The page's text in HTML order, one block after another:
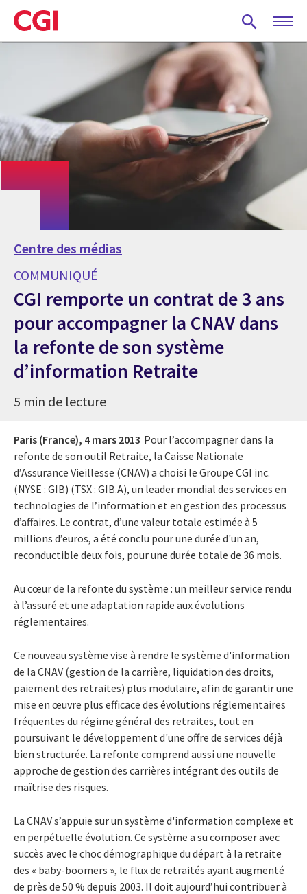
Skip
to
main
Centre des médias
COMMUNIQUÉ
CGI remporte un contrat de 3 ans
pour accompagner la CNAV dans
la refonte de son système
d’information Retraite
5 min de lecture
Paris (France), 4 mars 2013 Pour l’accompagner dans la
refonte de son outil Retraite, la Caisse Nationale
d’Assurance Vieillesse (CNAV) a choisi le Groupe CGI inc.
(NYSE : GIB) (TSX : GIB.A), un leader mondial des services en
technologies de l’information et en gestion des processus
d’affaires. Le contrat, d’une valeur totale estimée à 5
millions d’euros, a été conclu pour une durée d'un an,
reconductible deux fois, pour une durée totale de 36 mois.
Au cœur de la refonte du système : un meilleur service rendu
à l’assuré et une adaptation rapide aux évolutions
réglementaires.
Ce nouveau système vise à rendre le système d'information
de la CNAV (gestion de la carrière, liquidation des droits,
paiement des retraites) plus modulaire, afin de garantir une
mise en œuvre plus efficace des évolutions réglementaires
fréquentes du régime général des retraites, tout en
poursuivant le développement d'une offre de services déjà
bien structurée. La refonte comprend aussi une nouvelle
approche de gestion des carrières intégrant des outils de
maîtrise des risques.
La CNAV s’appuie sur un système d'information complexe et
en perpétuelle évolution. Ce système a su composer avec
succès avec le choc démographique du départ à la retraite
des « baby-boomers », le flux de retraités ayant augmenté
de près de 50 % depuis 2003. Il doit aujourd’hui contribuer à